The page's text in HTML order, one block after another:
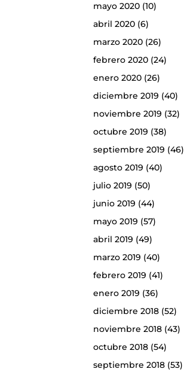
mayo 2020(10)
abril 2020(6)
marzo 2020(26)
febrero 2020(24)
enero 2020(26)
diciembre 2019 (40)
noviembre 2019 (32)
octubre 2019 (38)
septiembre 2019 (46)
agosto 2019 (40)
julio 2019 (50)
junio 2019 (44)
mayo 2019 (57)
abril 2019 (49)
marzo 2019 (40)
febrero 2019 (41)
enero 2019 (36)
diciembre 2018(52)
noviembre 2018(43)
octubre 2018(54)
septiembre 2018(53)